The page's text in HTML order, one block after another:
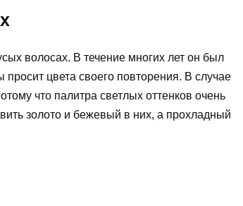
волосах. В течение многих лет он был
цвета своего повторения. В случае
что палитра светлых оттенков очень
золото и бежевый в них, а прохладный